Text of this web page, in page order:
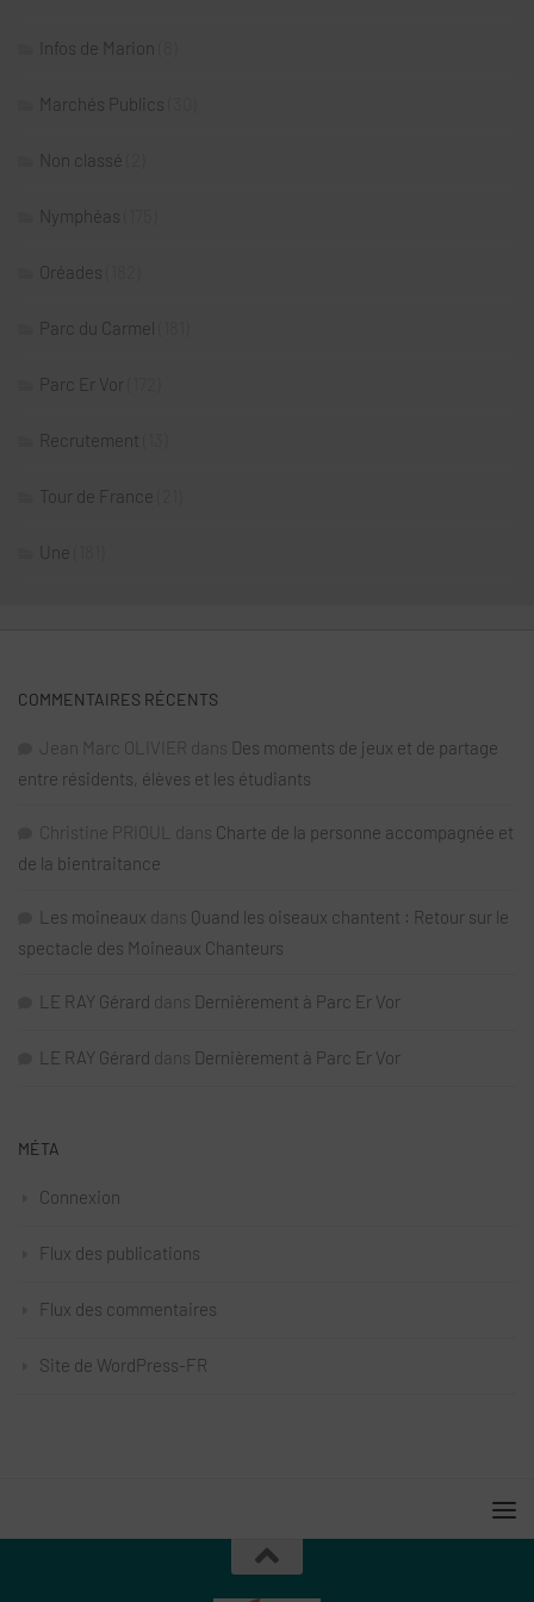
Infos de Marion
Marchés Publics
Non classé
Nymphéas
Oréades
Parc du Carmel
Parc Er Vor
Recrutement
Tour de France
Une
COMMENTAIRES RÉCENTS
Jean Marc OLIVIER dans Des moments de jeux et de partage
entre résidents, élèves et les étudiants
Christine PRIOUL dans Charte de la personne accompagnée et
de la bientraitance
Les moineaux dans Quand les oiseaux chantent : Retour sur le
spectacle des Moineaux Chanteurs
LE RAY Gérard dans Dernièrement à Parc Er Vor
LE RAY Gérard dans Dernièrement à Parc Er Vor
MÉTA
Connexion
Flux des publications
Flux des commentaires
Site de WordPress-FR